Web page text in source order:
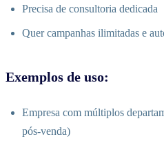
Precisa de consultoria dedicada
Quer campanhas ilimitadas e
Exemplos de uso:
Empresa com múltiplos
pós-venda)